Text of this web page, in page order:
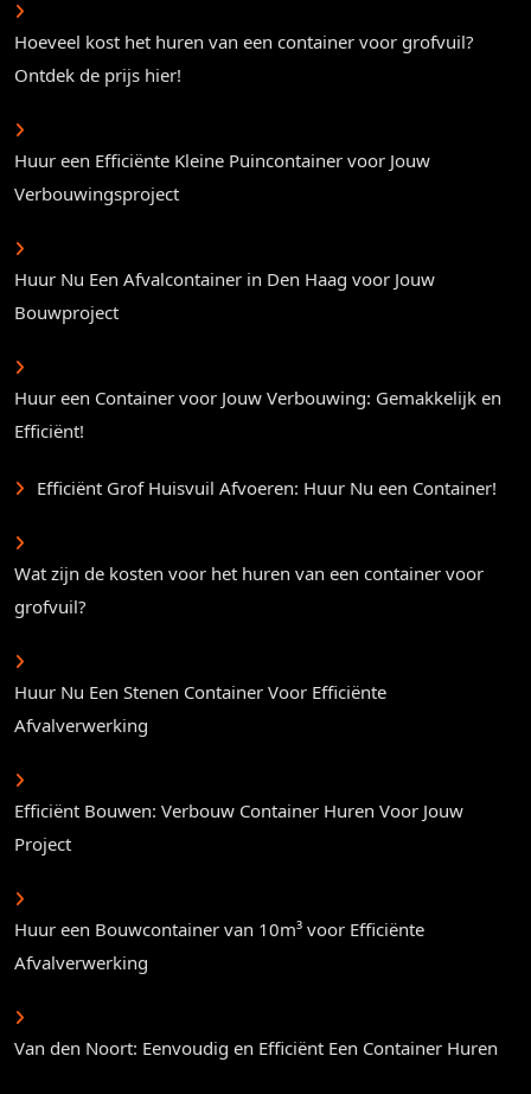
Hoeveel kost het huren van een container voor grofvuil?
Ontdek de prijs hier!
Huur een Efficiënte Kleine Puincontainer voor Jouw
Verbouwingsproject
Huur Nu Een Afvalcontainer in Den Haag voor Jouw
Bouwproject
Huur een Container voor Jouw Verbouwing: Gemakkelijk en
Efficiënt!
Efficiënt Grof Huisvuil Afvoeren: Huur Nu een Container!
Wat zijn de kosten voor het huren van een container voor
grofvuil?
Huur Nu Een Stenen Container Voor Efficiënte
Afvalverwerking
Efficiënt Bouwen: Verbouw Container Huren Voor Jouw
Project
Huur een Bouwcontainer van 10m³ voor Efficiënte
Afvalverwerking
Van den Noort: Eenvoudig en Efficiënt Een Container Huren